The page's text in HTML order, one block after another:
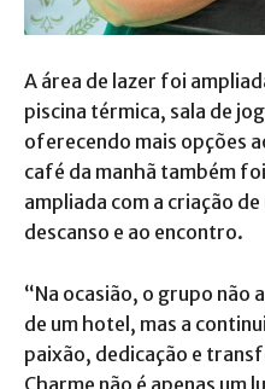
A área de lazer foi
piscina térmica, sala de
oferecendo mais opções
café da manhã também
ampliada com a criação
descanso e ao encontro.
“Na ocasião, o grupo não
de um hotel, mas a
paixão, dedicação e